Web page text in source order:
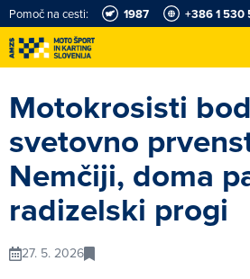
Pomoč na cesti: 1987 +386 1 530
Motokrosisti
svetovno
Nemčiji, doma
radizelski progi
27. 5. 2026